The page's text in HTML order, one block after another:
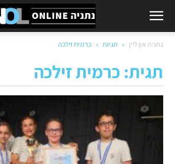
נתניה און ליין תגיות כרמית זילכה
תגית: כרמית זילכה